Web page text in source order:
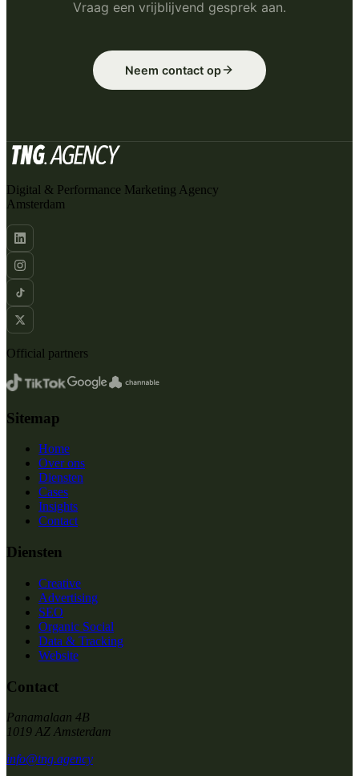
Vraag een vrijblijvend gesprek aan.
Neem contact op
Digital & Performance Marketing Agency
Amsterdam
Official partners
Sitemap
Home
Over ons
Diensten
Cases
Insights
Contact
Diensten
Creative
Advertising
SEO
Organic Social
Data & Tracking
Website
Contact
Panamalaan 4B
1019 AZ Amsterdam
info@tng.agency